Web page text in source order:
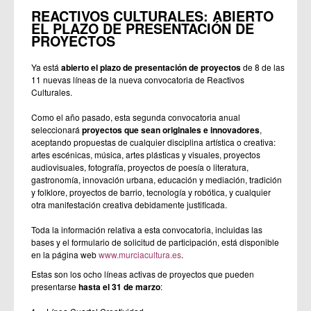
REACTIVOS CULTURALES: ABIERTO
EL PLAZO DE PRESENTACIÓN DE
PROYECTOS
Ya está abierto el plazo de presentación de proyectosde 8 de las
11 nuevas líneas de la nueva convocatoria de Reactivos
Culturales.
Como el año pasado, esta segunda convocatoria anual
seleccionará proyectos que sean originales e innovadores,
aceptando propuestas de cualquier disciplina artística o creativa:
artes escénicas, música, artes plásticas y visuales, proyectos
audiovisuales, fotografía, proyectos de poesía o literatura,
gastronomía, innovación urbana, educación y mediación, tradición
y folklore, proyectos de barrio, tecnología y robótica, y cualquier
otra manifestación creativa debidamente justificada.
Toda la información relativa a esta convocatoria, incluidas las
bases y el formulario de solicitud de participación, está disponible
en la página webwww.murciacultura.es.
Estas son los ocho líneas activas de proyectos que pueden
presentarsehasta el 31 de marzo: